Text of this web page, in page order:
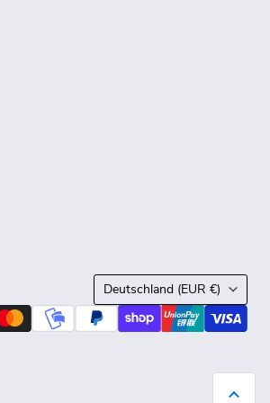
Land
Deutschland (EUR €)